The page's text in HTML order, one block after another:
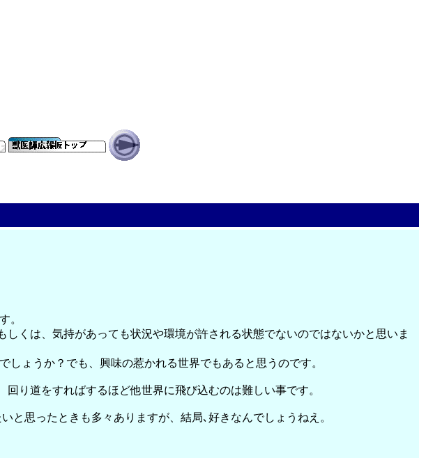
。
くは、気持があっても状況や環境が許される状態でないのではないかと思いま
ょうか？でも、興味の惹かれる世界でもあると思うのです。
り道をすればするほど他世界に飛び込むのは難しい事です。
と思ったときも多々ありますが、結局､好きなんでしょうねえ。